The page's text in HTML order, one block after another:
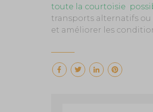
toute la courtoisie
transports alternatifs
et améliorer les